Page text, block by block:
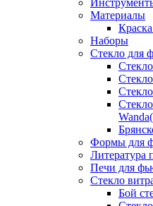
Материалы
Наборы
Стекло для
Формы для
Литература
Печи для
Стекло
Бой